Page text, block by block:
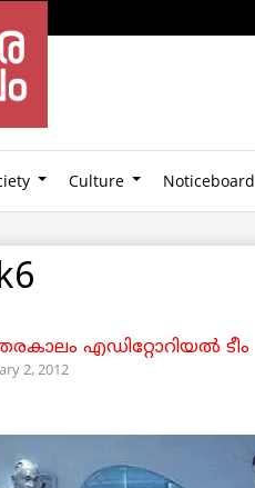
Culture Noticeboard
എഡിറ്റോറിയല്‍ ടീം
2, 2012